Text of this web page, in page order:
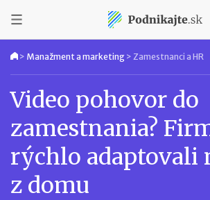
> Manažment a marketing > Zamestnanci a HR
Video pohovor do
zamestnania?
rýchlo adaptovali
z domu